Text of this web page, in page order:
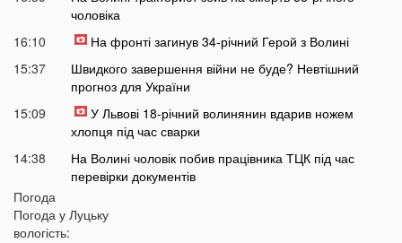
чоловіка
16:10
На фронті загинув 34-річний Герой з Волині
15:37
Швидкого завершення війни не буде? Невтішний
прогноз для України
15:09
У Львові 18-річний волинянин вдарив ножем
хлопця під час сварки
14:38
На Волині чоловік побив працівника ТЦК під час
перевірки документів
14:16
Україні
Погода
Погода у Луцьку
вологість: